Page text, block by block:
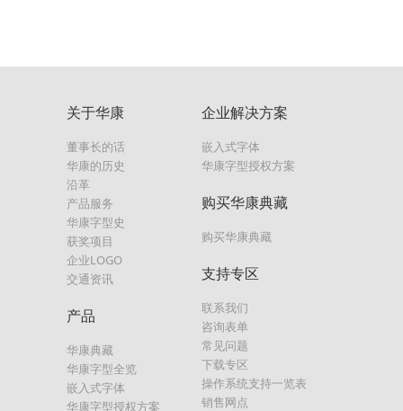
关于华康
董事长的话
华康的历史
沿革
产品服务
华康字型史
获奖项目
企业LOGO
交通资讯
产品
华康典藏
华康字型全览
嵌入式字体
华康字型授权方案
企业解决方案
嵌入式字体
华康字型授权方案
购买华康典藏
购买华康典藏
支持专区
联系我们
咨询表单
常见问题
下载专区
操作系统支持一览表
销售网点